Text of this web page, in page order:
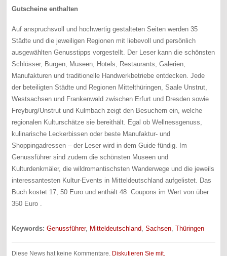
Gutscheine enthalten
Auf anspruchsvoll und hochwertig gestalteten Seiten werden 35
Städte und die jeweiligen Regionen mit liebevoll und persönlich
ausgewählten Genusstipps vorgestellt. Der Leser kann die schönsten
Schlösser, Burgen, Museen, Hotels, Restaurants, Galerien,
Manufakturen und traditionelle Handwerkbetriebe entdecken. Jede
der beteiligten Städte und Regionen Mittelthüringen, Saale Unstrut,
Westsachsen und Frankenwald zwischen Erfurt und Dresden sowie
Freyburg/Unstrut und Kulmbach zeigt den Besuchern ein, welche
regionalen Kulturschätze sie bereithält. Egal ob Wellnessgenuss,
kulinarische Leckerbissen oder beste Manufaktur- und
Shoppingadressen – der Leser wird in dem Guide fündig. Im
Genussführer sind zudem die schönsten Museen und
Kulturdenkmäler, die wildromantischsten Wanderwege und die jeweils
interessantesten Kultur-Events in Mitteldeutschland aufgelistet. Das
Buch kostet 17, 50 Euro und enthält 48 Coupons im Wert von über
350 Euro .
Keywords: Genussführer, Mitteldeutschland ,Sachsen ,Thüringen
Diese News hat keine Kommentare. Diskutieren Sie mit.